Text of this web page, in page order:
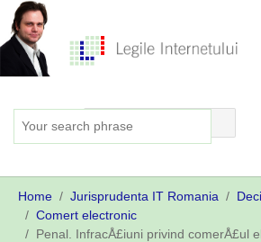
Skip
main
content
here:
Home Jurisprudenta IT Romania
Comert electronic
Penal. InfracÅ£iuni privind comerÅ£ul